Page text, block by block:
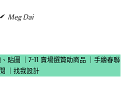
Meg Dai
貼圖 7-11 賣場選贊助商品
手繪春聯
找我設計